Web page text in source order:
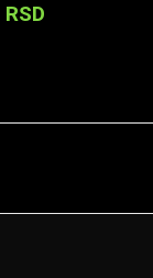
RSD